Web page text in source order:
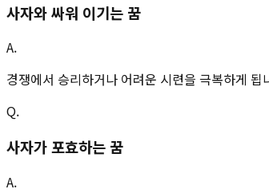
사자와 싸워 이기는 꿈
A.
경쟁에서 승리하거나 어려운 시련을 극복하게
Q.
사자가 포효하는 꿈
A.